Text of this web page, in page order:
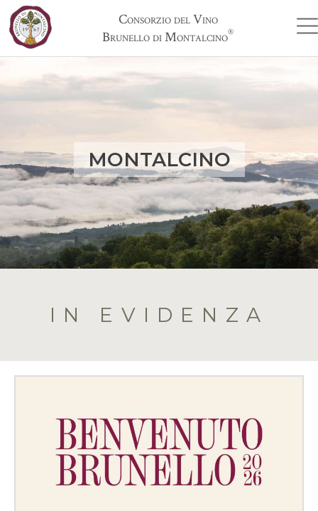
Consorzio del Vino
Brunello di Montalcino®
MONTALCINO
IN EVIDENZA